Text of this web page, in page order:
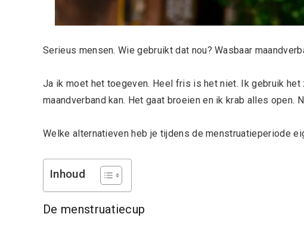
Serieus mensen. Wie gebruikt dat nou? Wasbaar
Ja ik moet het toegeven. Heel fris is het niet. Ik gebruik
maandverband kan. Het gaat broeien en ik krab alles open.
Welke alternatieven heb je tijdens de menstruatieperiode
Inhoud
De menstruatiecup